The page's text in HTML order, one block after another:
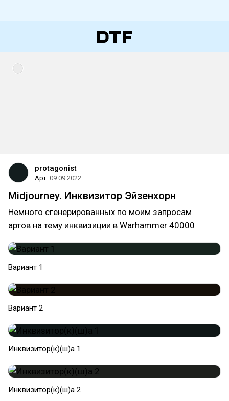
protagonist
Арт 09.09.2022
Midjourney. Инквизитор Эйзенхорн
Немного сгенерированных по моим запросам
артов на тему инквизиции в Warhammer 40000
Вариант 1
Вариант 2
Инквизитор(к)(ш)а 1
Инквизитор(к)(ш)а 2